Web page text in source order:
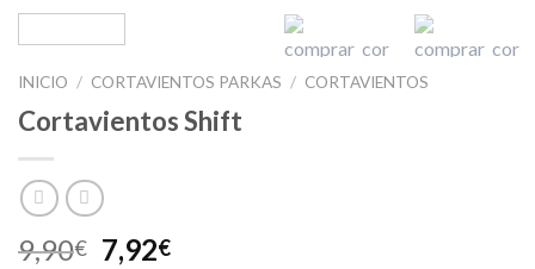
INICIO / CORTAVIENTOS PARKAS / CORTAVIENTOS
Cortavientos Shift
9,90€ 7,92€